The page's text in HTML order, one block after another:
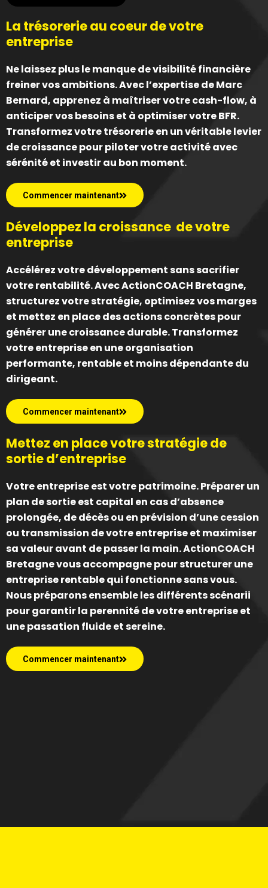
La trésorerie au coeur de votre
entreprise
Ne laissez plus le manque de visibilité financière
freiner vos ambitions. Avec l’expertise de Marc
Bernard, apprenez à maîtriser votre cash-flow, à
anticiper vos besoins et à optimiser votre BFR.
Transformez votre trésorerie en un véritable levier
de croissance pour piloter votre activité avec
sérénité et investir au bon moment.
Commencer maintenant
Développez la croissance de votre
entreprise
Accélérez votre développement sans sacrifier
votre rentabilité. Avec ActionCOACH Bretagne,
structurez votre stratégie, optimisez vos marges
et mettez en place des actions concrètes pour
générer une croissance durable. Transformez
votre entreprise en une organisation
performante, rentable et moins dépendante du
dirigeant.
Commencer maintenant
Mettez en place votre stratégie de
sortie d’entreprise
Votre entreprise est votre patrimoine. Préparer un
plan de sortie est capital en cas d’absence
prolongée, de décès ou en prévision d’une cession
ou transmission de votre entreprise et maximiser
sa valeur avant de passer la main. ActionCOACH
Bretagne vous accompagne pour structurer une
entreprise rentable qui fonctionne sans vous.
Nous préparons ensemble les différents scénarii
pour garantir la perennité de votre entreprise et
une passation fluide et sereine.
Commencer maintenant